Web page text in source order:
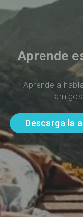
Aprende
Aprende a
Descarga la